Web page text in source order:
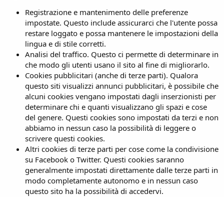
Registrazione e mantenimento delle preferenze
impostate. Questo include assicurarci che l'utente possa
restare loggato e possa mantenere le impostazioni della
lingua e di stile corretti.
Analisi del traffico. Questo ci permette di determinare in
che modo gli utenti usano il sito al fine di migliorarlo.
Cookies pubblicitari (anche di terze parti). Qualora
questo siti visualizzi annunci pubblicitari, è possibile che
alcuni cookies vengano impostati dagli inserzionisti per
determinare chi e quanti visualizzano gli spazi e cose
del genere. Questi cookies sono impostati da terzi e non
abbiamo in nessun caso la possibilità di leggere o
scrivere questi cookies.
Altri cookies di terze parti per cose come la condivisione
su Facebook o Twitter. Questi cookies saranno
generalmente impostati direttamente dalle terze parti in
modo completamente autonomo e in nessun caso
questo sito ha la possibilità di accedervi.